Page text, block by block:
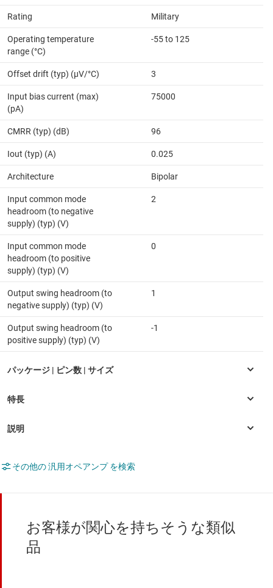
Rating Military
Operating temperature
range (°C)
-55 to 125
Offset drift (typ) (µV/°C) 3
Input bias current (max)
(pA)
75000
CMRR (typ) (dB) 96
Iout (typ) (A) 0.025
Architecture Bipolar
Input common mode
headroom (to negative
supply) (typ) (V)
2
Input common mode
headroom (to positive
supply) (typ) (V)
0
Output swing headroom (to
negative supply) (typ) (V)
1
Output swing headroom (to
positive supply) (typ) (V)
-1
その他の 汎用オペアンプ を検索
お客様が関心を持ちそうな類似
品